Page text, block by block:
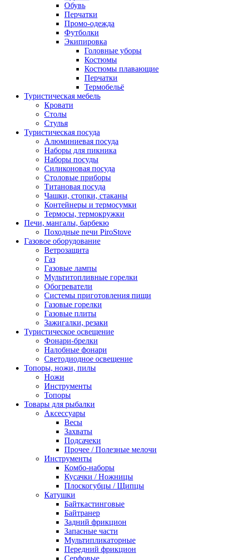
Обувь
Перчатки
Промо-одежда
Футболки
Экипировка
Головные уборы
Костюмы
Костюмы плавающие
Перчатки
Термобельё
Туристическая мебель
Кровати
Столы
Стулья
Туристическая посуда
Алюминиевая посуда
Наборы для пикника
Наборы посуды
Силиконовая посуда
Столовые приборы
Титановая посуда
Чашки, стопки, стаканы
Контейнеры и термосумки
Термосы, термокружки
Печи, мангалы, барбекю
Походные печи PiroStove
Газовое оборудование
Ветрозащита
Газ
Газовые лампы
Мультитопливные горелки
Обогреватели
Системы приготовления пищи
Газовые горелки
Газовые плиты
Зажигалки, резаки
Туристическое освещение
Фонари-брелки
Налобные фонари
Светодиодное освещение
Топоры, ножи, пилы
Ножи
Инструменты
Топоры
Товары для рыбалки
Аксессуары
Весы
Захваты
Подсачеки
Прочее / Полезные мелочи
Инструменты
Комбо-наборы
Кусачки / Ножницы
Плоскогубцы / Щипцы
Катушки
Байткастинговые
Байтранер
Задний фрикцион
Запасные части
Мультипликаторные
Передний фрикцион
Серфовые